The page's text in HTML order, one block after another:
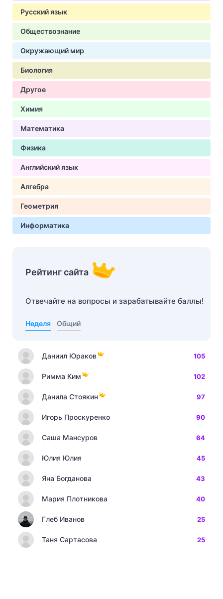
Русский язык
Обществознание
Окружающий мир
Биология
Другое
Химия
Математика
Физика
Английский язык
Алгебра
Геометрия
Информатика
Рейтинг сайта
Отвечайте на вопросы и зарабатывайте баллы!
Неделя Общий
Даниил Юраков 105
Римма Ким 102
Данила Стоякин 97
Игорь Проскуренко 90
Саша Мансуров 64
Юлия Юлия 45
Яна Богданова 43
Мария Плотникова 40
Глеб Иванов 25
Таня Сартасова 25